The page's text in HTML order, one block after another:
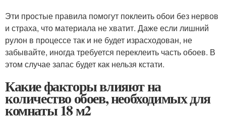
Эти простые правила помогут поклеить обои без нервов
и страха, что материала не хватит. Даже если лишний
рулон в процессе так и не будет израсходован, не
забывайте, иногда требуется переклеить часть обоев. В
этом случае запас будет как нельзя кстати.
Какие факторы влияют на
количество обоев, необходимых для
комнаты 18 м2